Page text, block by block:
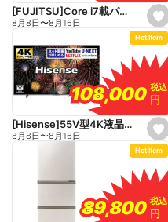
e
s
e
t
a
v
o
r
i
e
[FUJITSU]Core i7載パソコン
8月8日〜8月16日
s
e
t
a
v
o
r
i
Hot Item
108,000
108,000 税込
税込
円
円
[Hisense]55V型4K液晶テレビ
8月8日〜8月16日
Hot Item
89,800
89,800 税込
税込
円
円